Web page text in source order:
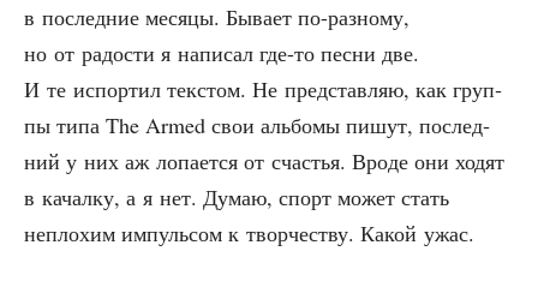
в послед­ние меся­цы. Быва­ет по-раз­но­му,
но от радо­сти я напи­сал где-то пес­ни две.
И те испор­тил тек­стом. Не пред­став­ляю, как груп­
пы типа The Armed свои аль­бо­мы пишут, послед­
ний у них аж лопа­ет­ся от сча­стья. Вро­де они ходят
в качал­ку, а я нет. Думаю, спорт может стать
непло­хим импуль­сом к твор­че­ству. Какой ужас.